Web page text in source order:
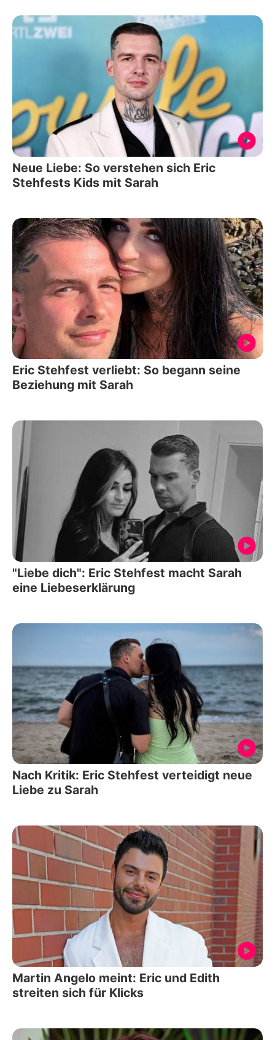
Neue Liebe: So verstehen sich Eric
Stehfests Kids mit Sarah
Eric Stehfest verliebt: So begann seine
Beziehung mit Sarah
"Liebe dich": Eric Stehfest macht Sarah
eine Liebeserklärung
Nach Kritik: Eric Stehfest verteidigt neue
Liebe zu Sarah
Martin Angelo meint: Eric und Edith
streiten sich für Klicks